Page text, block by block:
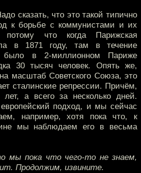
сказать, что это такой типично
к борьбе с коммунистами и их
потому что когда Парижская
в 1871 году, там в течение
было в 2-миллионном Париже
30 тысяч человек. Опять же,
масштаб Советского Союза, это
сталинские репрессии. Причём,
а всего за несколько дней.
подход, и мы сейчас
например, хотя пока что, к
мы наблюдаем его в весьма
мы пока что чего-то не знаем,
Продолжим, извините.